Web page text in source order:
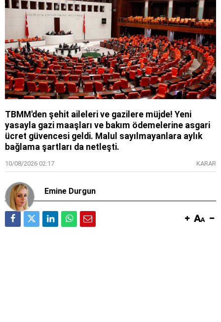
TBMM'den şehit aileleri ve gazilere müjde! Yeni
yasayla gazi maaşları ve bakım ödemelerine asgari
ücret güvencesi geldi. Malul sayılmayanlara aylık
bağlama şartları da netleşti.
10/08/2026 02:17 KARAR
Emine Durgun